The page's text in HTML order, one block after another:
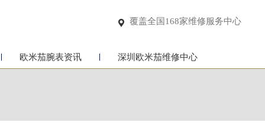
 覆盖全国168家维修服务中心
欧米茄腕表资讯 深圳欧米茄维修中心